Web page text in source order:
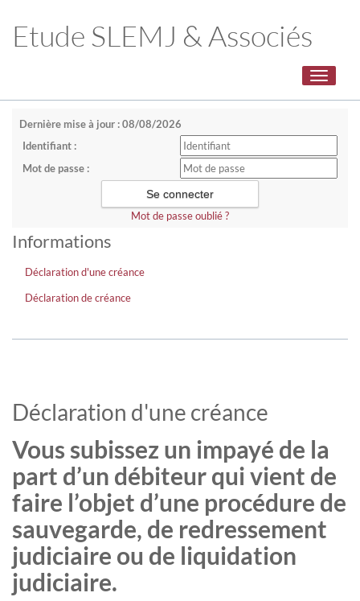
Etude SLEMJ & Associés
Toggle
Dernière mise à jour : 08/08/2026
Identifiant :
Mot de passe :
Mot de passe oublié ?
Informations
Déclaration d'une créance
Déclaration de créance
Déclaration d'une créance
Vous subissez un impayé de la
part d’un débiteur qui vient de
faire l’objet d’une procédure de
sauvegarde, de redressement
judiciaire ou de liquidation
judiciaire.